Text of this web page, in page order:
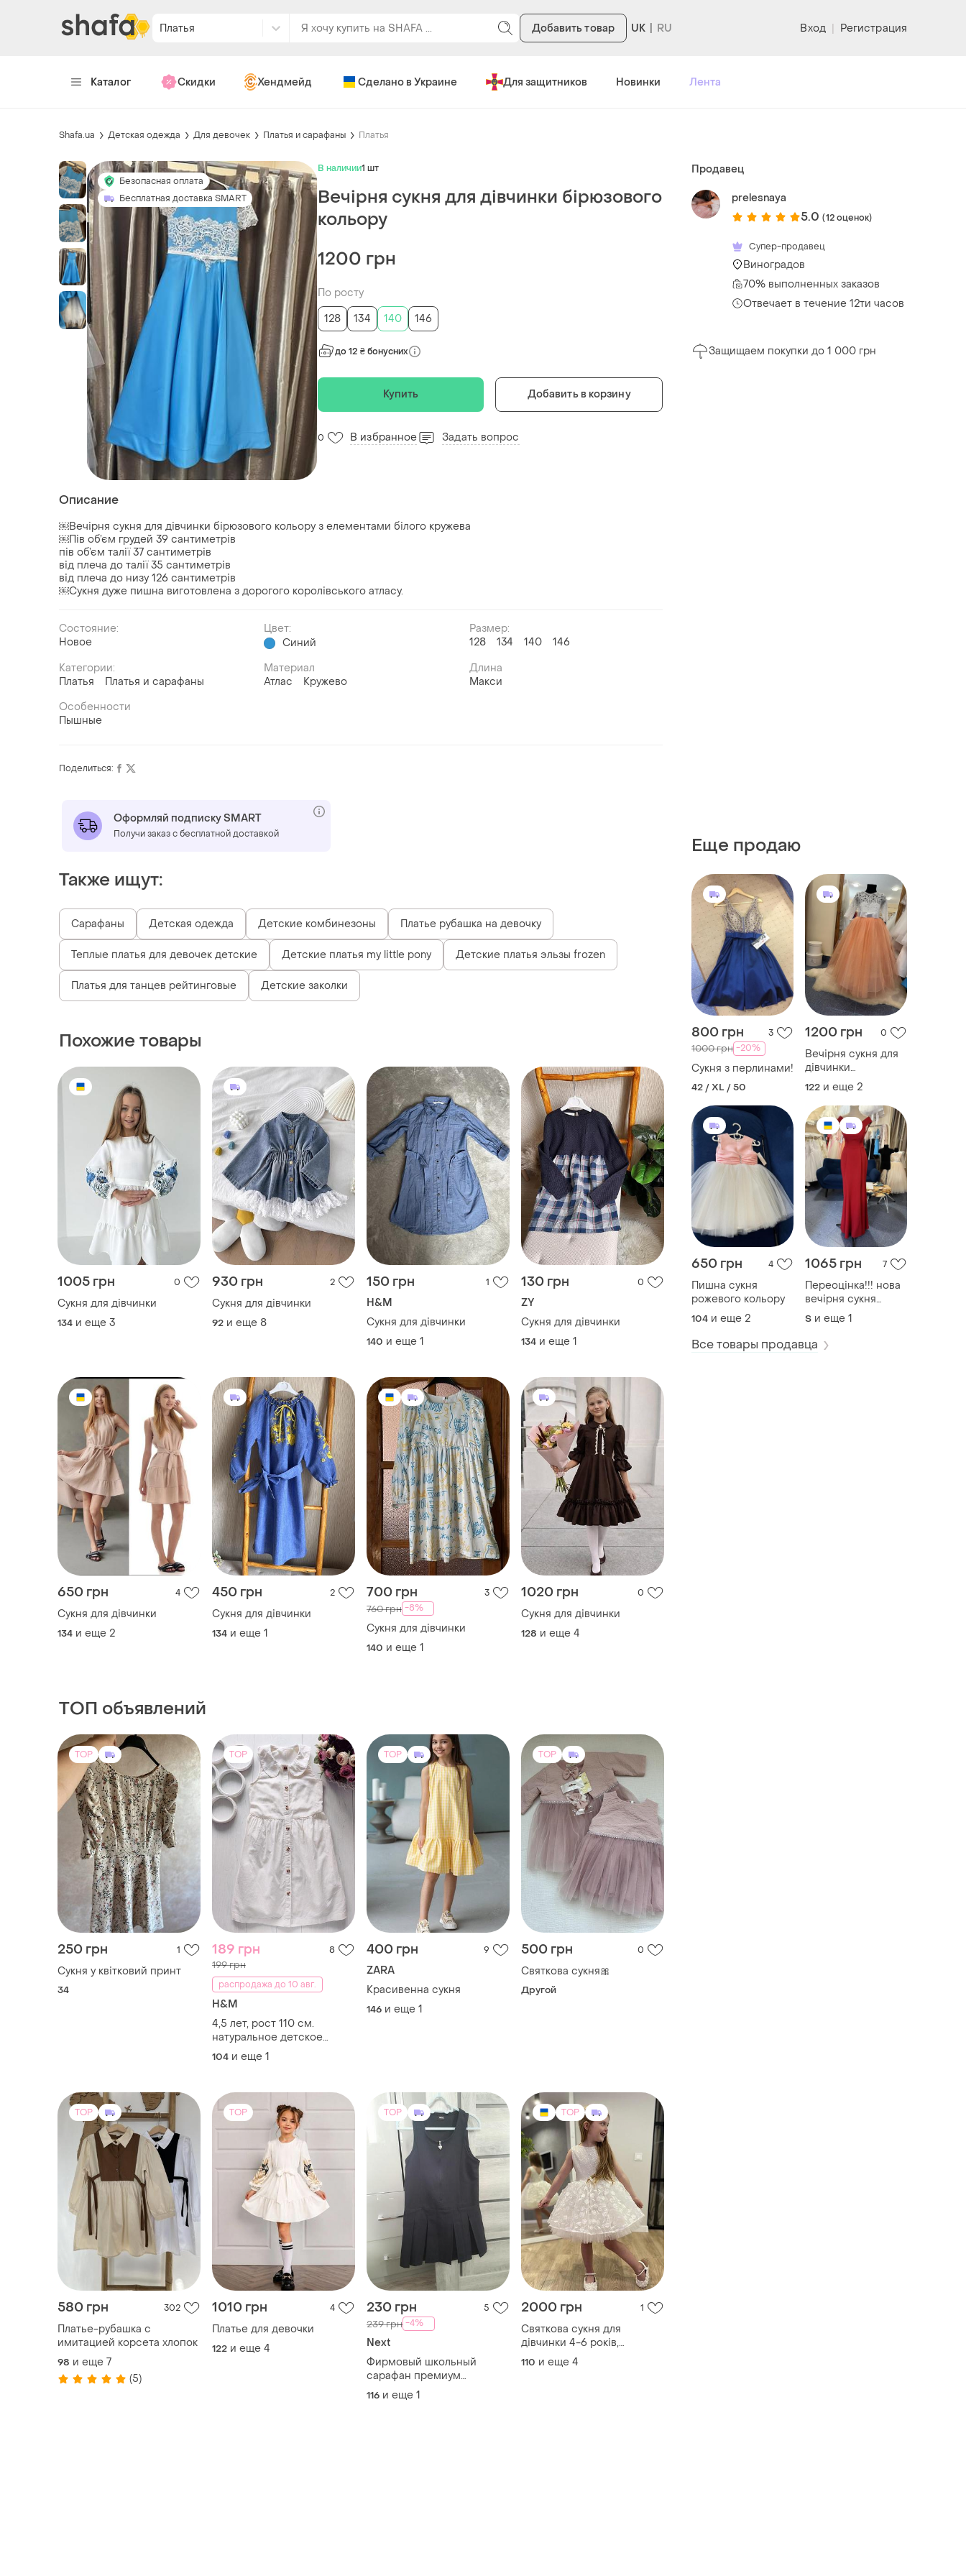
Платья Добавить товар UK Вход | Регистрация
Каталог Скидки Хендмейд Сделано в Украине Для защитников Новинки Лента
Shafa.ua Детская одежда Для девочек Платья и сарафаны Платья
Безопасная оплата
Бесплатная доставка SMART
В наличии1 шт
Вечірня сукня для дівчинки бірюзового
кольору
1200 грн
По росту
128
134 140 146
до 12 ₴ бонусних
Купить Добавить в корзину
0 В избранное Задать вопрос
Описание
￼Вечірня сукня для дівчинки бірюзового кольору з елементами білого кружева
￼Пів об’єм грудей 39 сантиметрів
пів об’єм талії 37 сантиметрів
від плеча до талії 35 сантиметрів
від плеча до низу 126 сантиметрів
￼Сукня дуже пишна виготовлена з дорогого королівського атласу.
Состояние:
Новое
Цвет:
Синий
Размер:
128
134 140
146
Категории:
Платья
Платья и сарафаны
Материал
Атлас
Кружево
Длина
Макси
Особенности
Пышные
Продавец
prelesnaya
5.0 (12 оценок)
Супер-продавец
Виноградов
70% выполненных заказов
Отвечает в течение 12ти часов
Защищаем покупки до 1 000 грн
Еще продаю
800 грн 3
1000 грн -20%
Сукня з перлинами!
42 / XL / 50
1200 грн 0
Вечірня сукня для
дівчинки
персикового
кольору
122 и еще 2
650 грн 4
Пишна сукня
рожевого кольору
104 и еще 2
1065 грн 7
Переоцінка!!! нова
вечірня сукня
корсетна
S и еще 1
Все товары продавца
Поделиться:
Оформляй подписку SMART
Получи заказ с бесплатной доставкой
Также ищут:
Сарафаны Детская одежда Детские комбинезоны Платье рубашка на девочку
Теплые платья для девочек детские Детские платья my little pony Детские платья эльзы frozen
Платья для танцев рейтинговые Детские заколки
Похожие товары
1005 грн 0
Сукня для дівчинки
134 и еще 3
930 грн 2
Сукня для дівчинки
92 и еще 8
150 грн 1
H&M
Сукня для дівчинки
140 и еще 1
130 грн 0
ZY
Сукня для дівчинки
134 и еще 1
650 грн 4
Сукня для дівчинки
134 и еще 2
450 грн 2
Сукня для дівчинки
134 и еще 1
700 грн 3
760 грн -8%
Сукня для дівчинки
140 и еще 1
1020 грн 0
Сукня для дівчинки
128 и еще 4
ТОП объявлений
TOP
250 грн 1
Сукня у квітковий принт
34
TOP
189 грн 8
199 грн
распродажа до 10 авг.
H&M
4,5 лет, рост 110 см.
натуральное детское
платье из хлопка h&amp;m
(Эч энд эм) артикул 27477
104 и еще 1
TOP
400 грн 9
ZARA
Красивенна сукня
146 и еще 1
TOP
500 грн 0
Святкова сукня🎀
Другой
TOP
580 грн 302
Платье-рубашка с
имитацией корсета хлопок
98 и еще 7
(5)
TOP
1010 грн 4
Платье для девочки
122 и еще 4
TOP
230 грн 5
239 грн -4%
Next
Фирмовый школьный
сарафан премиум
качество next!👑👑👑
116 и еще 1
TOP
2000 грн 1
Святкова сукня для
дівчинки 4-6 років,
універсальний розмір,
дуже гарна та ніжна
110 и еще 4